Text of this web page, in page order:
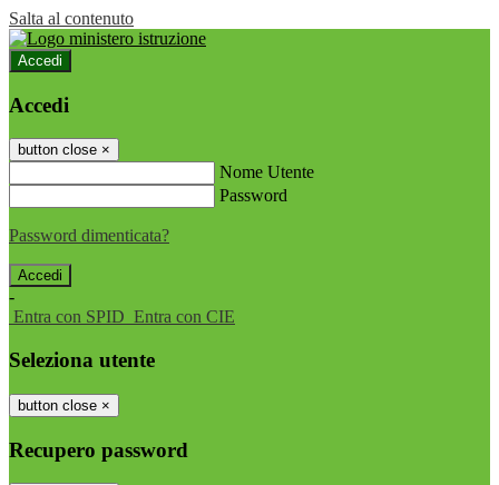
Salta al contenuto
Accedi
Accedi
button close ×
Nome Utente
Password
Password dimenticata?
-
Entra con SPID Entra con CIE
Seleziona utente
button close ×
Recupero password